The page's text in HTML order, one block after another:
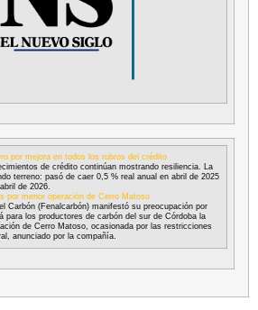
por mejora en todos los rubros del crédito
de crédito continúan mostrando resiliencia. La
terreno: pasó de caer 0,5 % real anual en abril de 2025
de 2026.
por menor operación de Cerro Matoso
Carbón (Fenalcarbón) manifestó su preocupación por
para los productores de carbón del sur de Córdoba la
de Cerro Matoso, ocasionada por las restricciones
anunciado por la compañía.